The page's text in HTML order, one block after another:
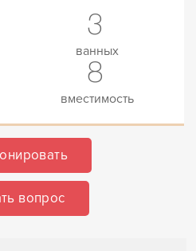
3
ванных
8
вместимость
вопрос